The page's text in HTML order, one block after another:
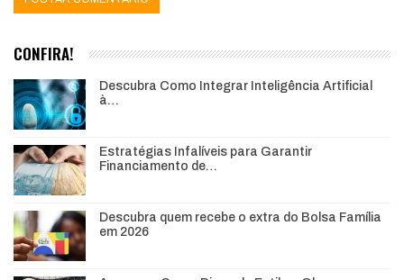
CONFIRA!
Descubra Como Integrar Inteligência Artificial
à…
Estratégias Infalíveis para Garantir
Financiamento de…
Descubra quem recebe o extra do Bolsa Família
em 2026